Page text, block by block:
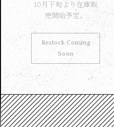
10月下旬より在庫販
売開始予定。
Restock Coming
Soon